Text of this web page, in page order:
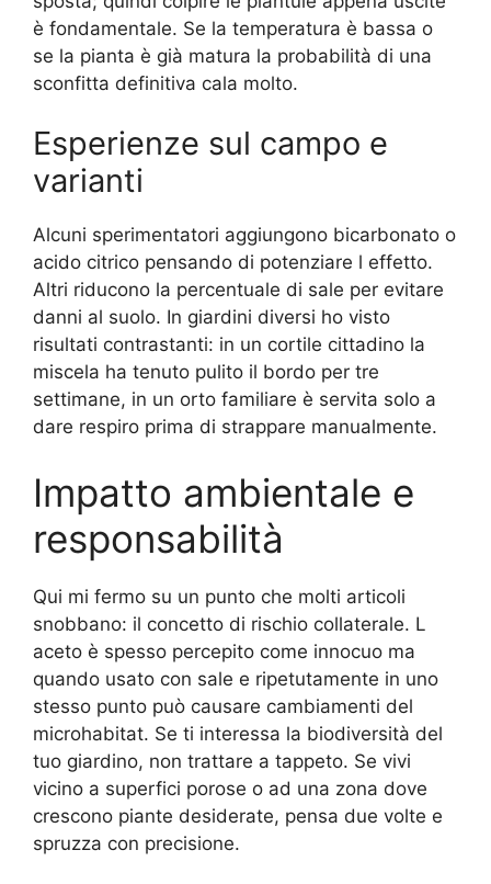
è fondamentale. Se la temperatura è bassa o
se la pianta è già matura la probabilità di una
sconfitta definitiva cala molto.
Esperienze sul campo e
varianti
Alcuni sperimentatori aggiungono bicarbonato o
acido citrico pensando di potenziare l effetto.
Altri riducono la percentuale di sale per evitare
danni al suolo. In giardini diversi ho visto
risultati contrastanti: in un cortile cittadino la
miscela ha tenuto pulito il bordo per tre
settimane, in un orto familiare è servita solo a
dare respiro prima di strappare manualmente.
Impatto ambientale e
responsabilità
Qui mi fermo su un punto che molti articoli
snobbano: il concetto di rischio collaterale. L
aceto è spesso percepito come innocuo ma
quando usato con sale e ripetutamente in uno
stesso punto può causare cambiamenti del
microhabitat. Se ti interessa la biodiversità del
tuo giardino, non trattare a tappeto. Se vivi
vicino a superfici porose o ad una zona dove
crescono piante desiderate, pensa due volte e
spruzza con precisione.